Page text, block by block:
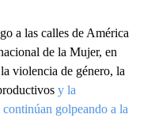
a las calles de América
de la Mujer, en
violencia de género, la
y la
golpeando a la